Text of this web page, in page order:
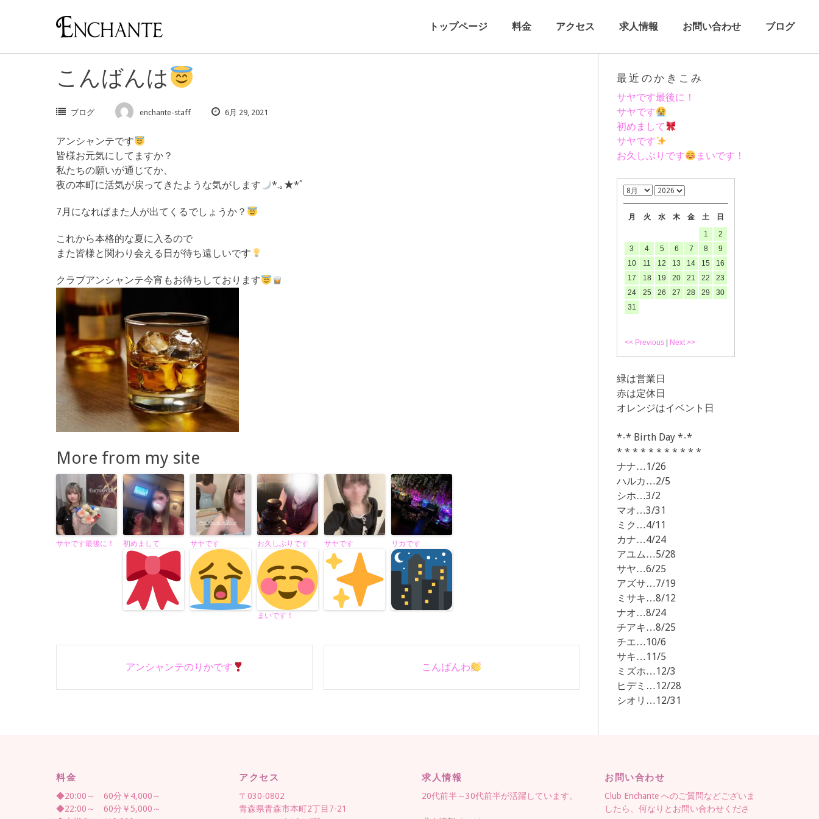
トップページ 料金 アクセス 求人情報 お問い合わせ ブログ
こんばんは
ブログ enchante-staff 6月 29, 2021
アンシャンテです
皆様お元気にしてますか？
私たちの願いが通じてか、
夜の本町に活気が戻ってきたような気がします
*.｡★*ﾟ
7月になればまた人が出てくるでしょうか？
これから本格的な夏に入るので
また皆様と関わり会える日が待ち遠しいです
クラブアンシャンテ今宵もお待ちしております
More from my site
サヤです最後に！ 初めまして サヤです お久しぶりです
まいです！
サヤです リカです
navigationアンシャンテのりかです こんばんわ
最近のかきこみ
サヤです最後に！
サヤです
初めまして
サヤです
お久しぶりです
まいです！
月 火 水 木 金 土 日
<< Previous Next >>
1
2
3
4 5 6 7 8
9
10
11 12 13 14 15
16
17
18 19 20 21 22
23
24
25 26 27 28 29
30
31
緑は営業日
赤は定休日
オレンジはイベント日
*-* Birth Day *-*
* * * * * * * * * * *
ナナ…1/26
ハルカ…2/5
シホ…3/2
マオ…3/31
ミク…4/11
カナ…4/24
アユム…5/28
サヤ…6/25
アズサ…7/19
ミサキ…8/12
ナオ…8/24
チアキ…8/25
チエ…10/6
サキ…11/5
ミズホ…12/3
ヒデミ…12/28
シオリ…12/31
料金
◆20:00～ 60分￥4,000～
◆22:00～ 60分￥5,000～
アクセス
〒030-0802
青森県青森市本町2丁目7-21
求人情報
20代前半～30代前半が活躍しています。
お問い合わせ
Club Enchante へのご質問などございま
したら、何なりとお問い合わせくださ